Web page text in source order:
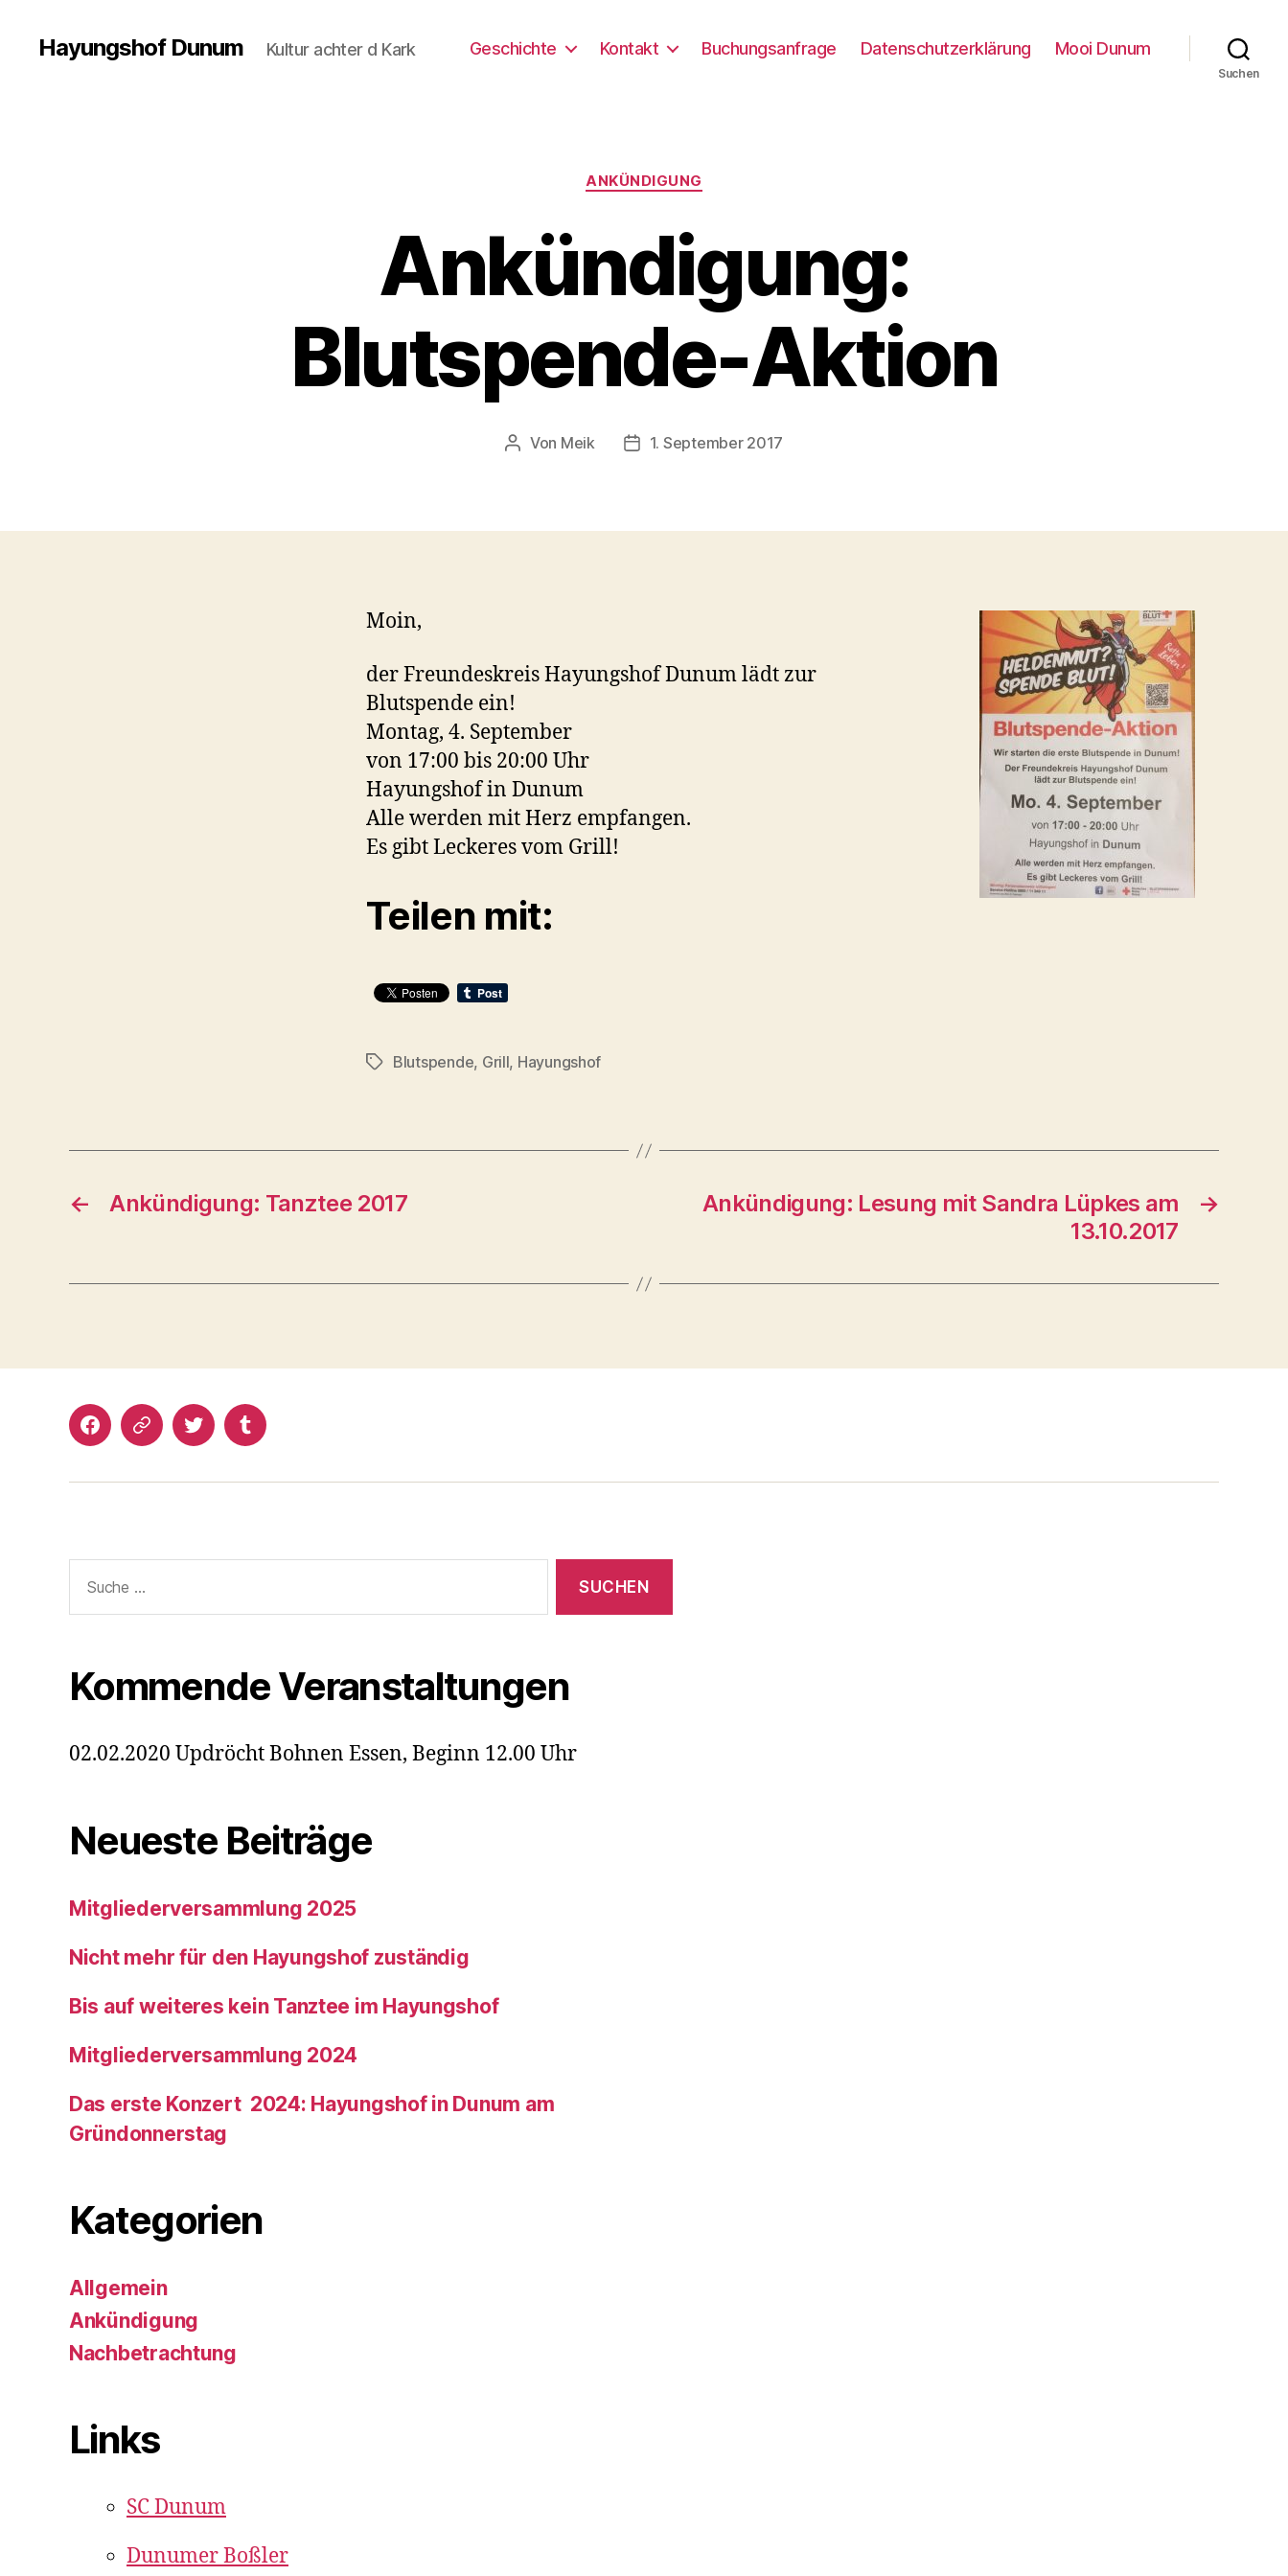
Hayungshof Dunum Kultur achter d Kark Geschichte Kontakt Buchungsanfrage Datenschutzerklärung Mooi Dunum
Suchen
Kategorien
ANKÜNDIGUNG
Ankündigung:
Blutspende-Aktion
Beitragsautor
Von Meik Beitragsdatum
1. September 2017
Moin,
der Freundeskreis Hayungshof Dunum lädt zur
Blutspende ein!
Montag, 4. September
von 17:00 bis 20:00 Uhr
Hayungshof in Dunum
Alle werden mit Herz empfangen.
Es gibt Leckeres vom Grill!
Teilen mit:
Schlagwörter
Blutspende, Grill, Hayungshof
← Ankündigung: Tanztee 2017 →
Ankündigung: Lesung mit Sandra Lüpkes am
13.10.2017
FacebookGoogle+TwitterTumblr
nach:
Kommende Veranstaltungen
02.02.2020 Updröcht Bohnen Essen, Beginn 12.00 Uhr
Neueste Beiträge
Mitgliederversammlung 2025
Nicht mehr für den Hayungshof zuständig
Bis auf weiteres kein Tanztee im Hayungshof
Mitgliederversammlung 2024
Das erste Konzert 2024: Hayungshof in Dunum am
Gründonnerstag
Kategorien
Allgemein
Ankündigung
Nachbetrachtung
Links
SC Dunum
Dunumer Boßler